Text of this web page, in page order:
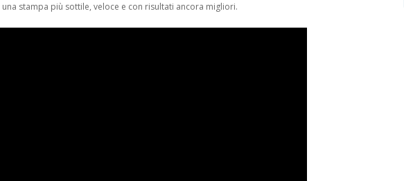
stampa più sottile, veloce e con risultati ancora migliori.